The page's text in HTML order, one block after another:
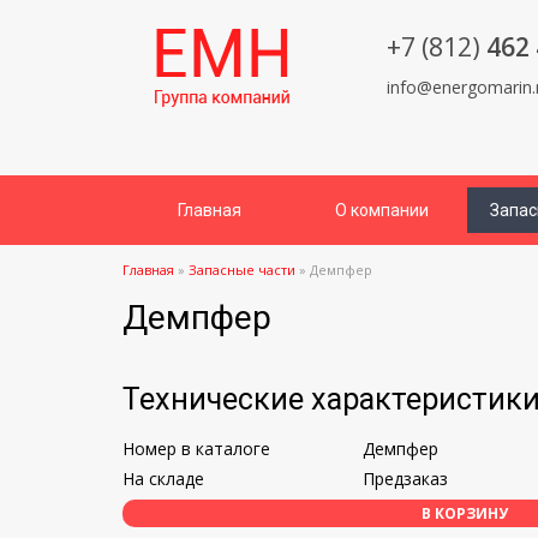
+7 (812) 462
Главная О компании
Главная » Запасные части » Демпфер
Демпфер
Технические характеристики
Номер в каталоге
Демпфер
На складе
Предзаказ
В КОРЗИНУ